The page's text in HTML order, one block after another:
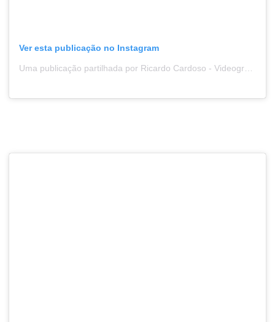
Ver esta publicação no Instagram